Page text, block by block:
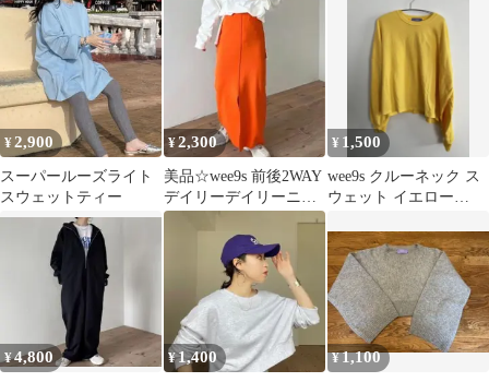
¥2,900
スーパールーズライト
スウェットティー
¥2,300
美品☆wee9s 前後2WAY
デイリーデイリーニッ
トスカート オレンジ
¥ 1,500
wee9s クルーネック ス
ウェット イエロー
¥4,800 ¥1,400 ¥1,100